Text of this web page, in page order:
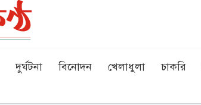
দুর্ঘটনা বিনোদন খেলাধুলা চাকরি